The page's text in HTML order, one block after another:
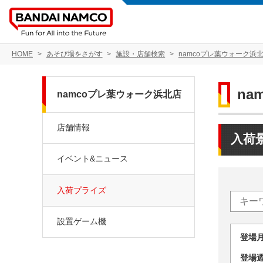
HOME あそび場をさがす 施設・店舗検索 namcoプレ葉ウォーク浜
入荷
登
登
namcoプレ葉ウォーク浜北店
店舗情報
イベント&ニュース
入荷プライズ
設置ゲーム機